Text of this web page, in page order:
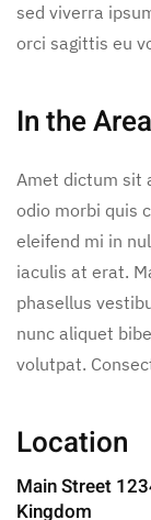
sed viverra
orci sagittis eu
In the Area
Amet dictum sit
odio morbi quis
eleifend mi in
iaculis at erat.
phasellus
nunc aliquet
volutpat.
Location
Main Street
Kingdom